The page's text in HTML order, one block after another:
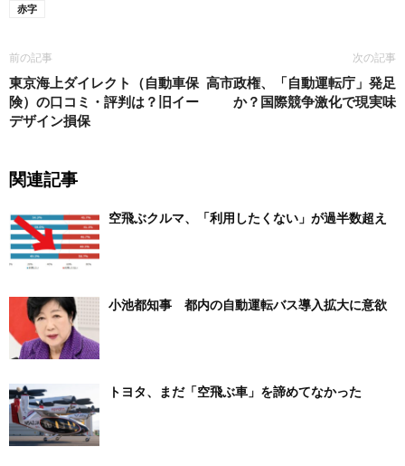
赤字
前の記事
東京海上ダイレクト（自動車保
険）の口コミ・評判は？旧イー
デザイン損保
次の記事
高市政権、「自動運転庁」発足
か？国際競争激化で現実味
関連記事
空飛ぶクルマ、「利用したくない」が過半数超え
小池都知事 都内の自動運転バス導入拡大に意欲
トヨタ、まだ「空飛ぶ車」を諦めてなかった